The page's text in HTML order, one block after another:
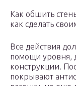
Как обшить
как сделать
Все действия
помощи уровня,
конструкции.
покрывают